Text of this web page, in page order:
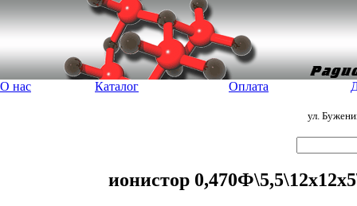
О нас Каталог Оплата
ул.
ионистор